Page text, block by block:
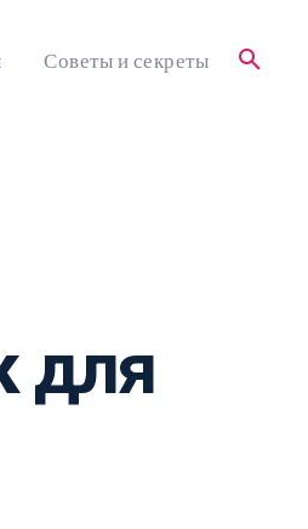
Советы и секреты
для